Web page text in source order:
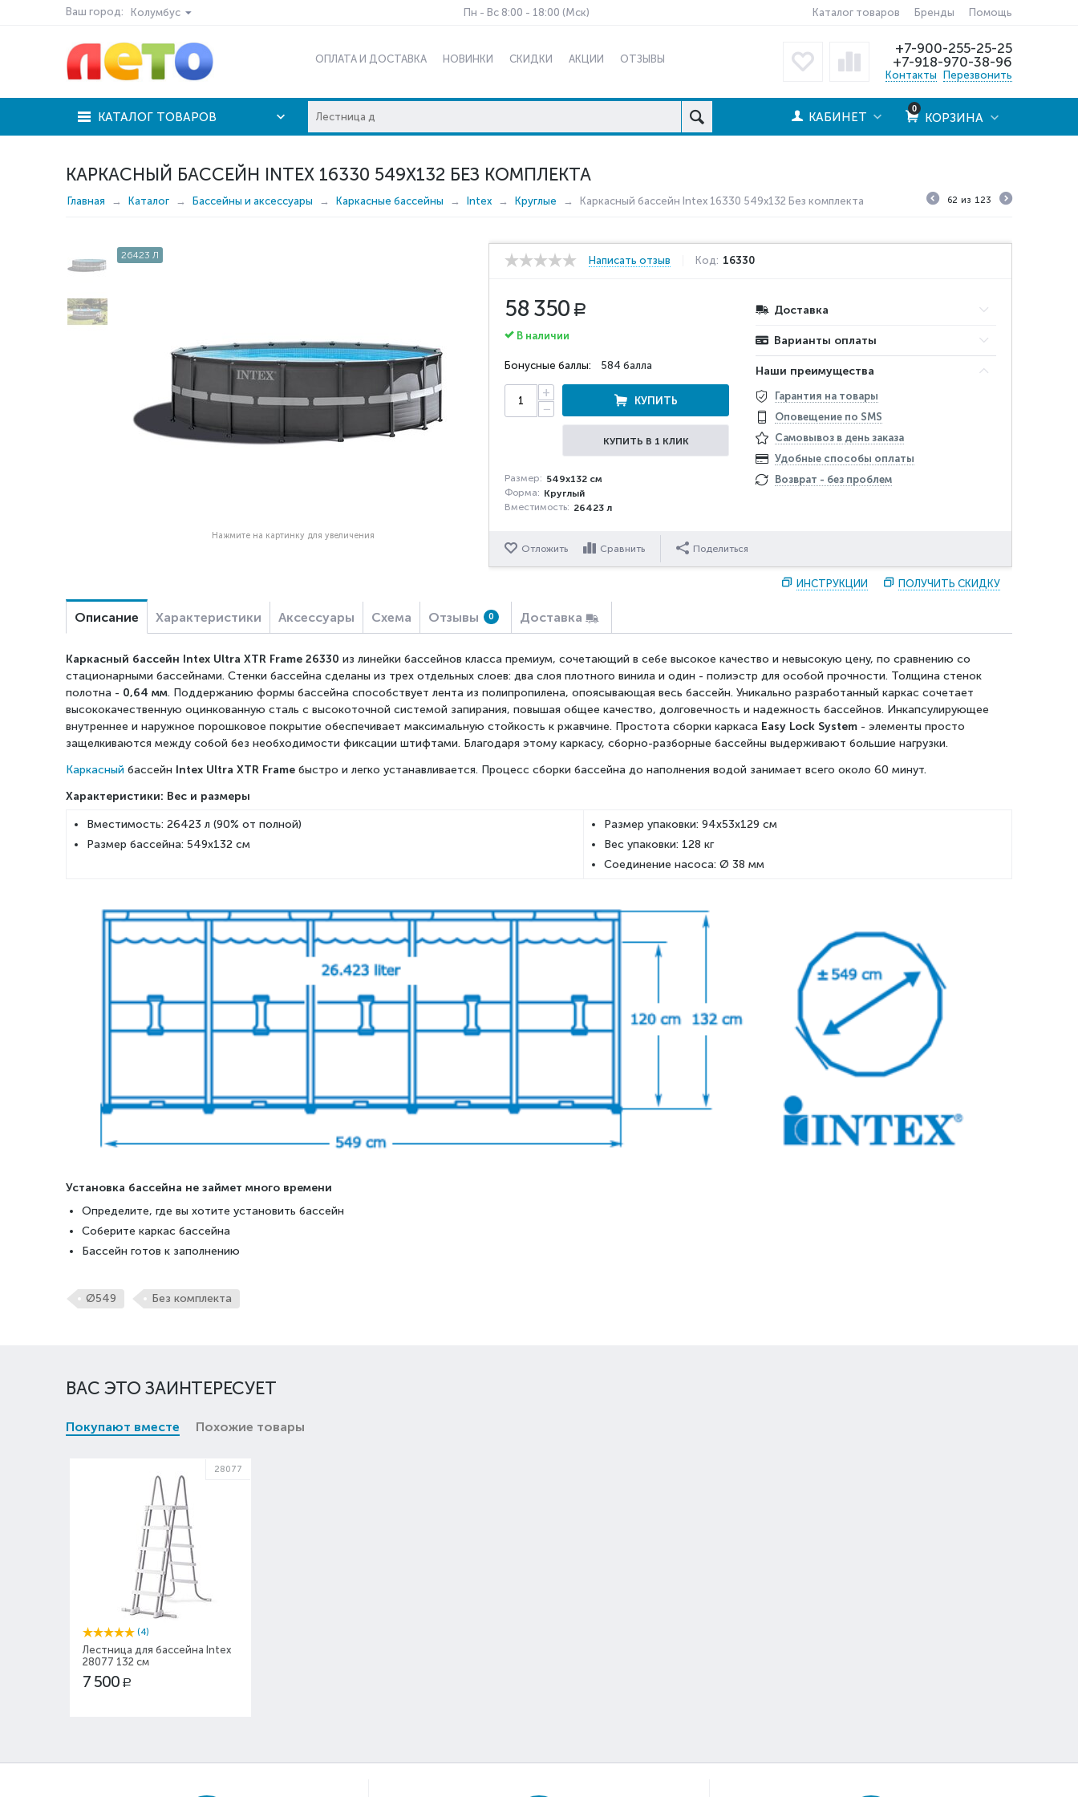
Ваш город: Колумбус Пн - Вс 8:00 - 18:00 (Мск) Каталог товаров Бренды Помощь
ОПЛАТА И ДОСТАВКА НОВИНКИ СКИДКИ АКЦИИ ОТЗЫВЫ
+7-900-255-25-25
+7-918-970-38-96
Контакты Перезвонить
КАТАЛОГ ТОВАРОВ
0
КОРЗИНА
КАБИНЕТ
КАРКАСНЫЙ БАССЕЙН INTEX 16330 549X132 БЕЗ КОМПЛЕКТА
Главная Каталог Бассейны и аксессуары Каркасные бассейны Intex Круглые Каркасный бассейн Intex 16330 549x132 Без комплекта 62 из 123
26423 Л
Нажмите на картинку для увеличения
Написать отзыв Код: 16330
58 350 Р
В наличии
Бонусные баллы: 584 балла
+
−
КУПИТЬ
КУПИТЬ В 1 КЛИК
Размер: 549х132 см
Форма: Круглый
Вместимость: 26423 л
Доставка
Варианты оплаты
Наши преимущества
Гарантия на товары
Оповещение по SMS
Самовывоз в день заказа
Удобные способы оплаты
Возврат - без проблем
Отложить Сравнить Поделиться
ИНСТРУКЦИИ ПОЛУЧИТЬ СКИДКУ
Описание Характеристики Аксессуары Схема Отзывы 0 Доставка
Каркасный бассейн Intex Ultra XTR Frame 26330 из линейки бассейнов класса премиум, сочетающий в себе высокое качество и невысокую цену, по сравнению со
стационарными бассейнами. Стенки бассейна сделаны из трех отдельных слоев: два слоя плотного винила и один - полиэстр для особой прочности. Толщина стенок
полотна - 0,64 мм. Поддержанию формы бассейна способствует лента из полипропилена, опоясывающая весь бассейн. Уникально разработанный каркас сочетает
высококачественную оцинкованную сталь с высокоточной системой запирания, повышая общее качество, долговечность и надежность бассейнов. Инкапсулирующее
внутреннее и наружное порошковое покрытие обеспечивает максимальную стойкость к ржавчине. Простота сборки каркаса Easy Lock System - элементы просто
защелкиваются между собой без необходимости фиксации штифтами. Благодаря этому каркасу, сборно-разборные бассейны выдерживают большие нагрузки.
Каркасный бассейн Intex Ultra XTR Frame быстро и легко устанавливается. Процесс сборки бассейна до наполнения водой занимает всего около 60 минут.
Характеристики: Вес и размеры
Вместимость: 26423 л (90% от полной)
Размер бассейна: 549x132 см
Размер упаковки: 94x53x129 см
Вес упаковки: 128 кг
Соединение насоса: Ø 38 мм
Установка бассейна не займет много времени
Определите, где вы хотите установить бассейн
Соберите каркас бассейна
Бассейн готов к заполнению
Ø549 Без комплекта
ВАС ЭТО ЗАИНТЕРЕСУЕТ
Покупают вместе Похожие товары
28077
(4)
Лестница для бассейна Intex
28077 132 см
7 500 Р